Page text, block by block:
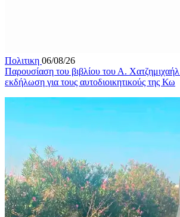
Πολιτικη 06/08/26
Παρουσίαση του βιβλίου του Α. Χατζημιχαήλ
εκδήλωση για τους αυτοδιοικητικούς της Κω